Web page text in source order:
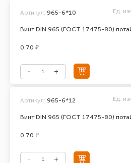
Винт DIN 965 (ГОСТ 17475-80)
Артикул: 965-6*10 Ед.
0.70 ₽
Винт DIN 965 (ГОСТ 17475-80)
Артикул: 965-6*12 Ед.
0.70 ₽